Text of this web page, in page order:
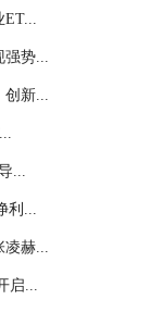
ET...
强势...
创新...
...
利...
凌赫...
启...